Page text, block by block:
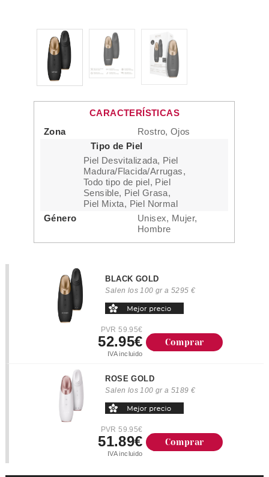
CARACTERÍSTICAS
Zona
Rostro, Ojos
Tipo de Piel
Piel Desvitalizada, Piel
Madura/Flacida/Arrugas,
Todo tipo de piel, Piel
Sensible, Piel Grasa,
Piel Mixta, Piel Normal
Género
Unisex, Mujer,
Hombre
BLACK GOLD
Salen los 100 gr a 5295 €
PVR 59.95€
52.95€
IVA incluido
Comprar
ROSE GOLD
Salen los 100 gr a 5189 €
PVR 59.95€
51.89€
IVA incluido
Comprar